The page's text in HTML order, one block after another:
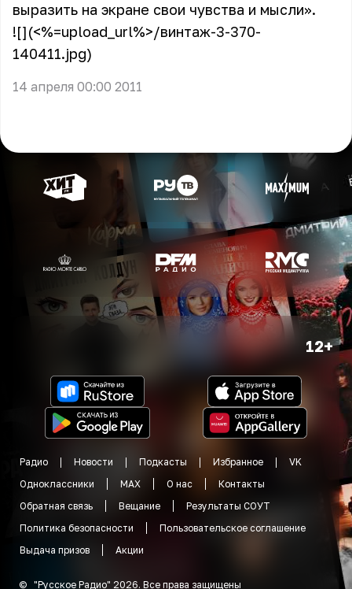
выразить на экране свои чувства и мысли».
![](<%=upload_url%>/винтаж-3-370-
140411.jpg)
14 апреля 00:00 2011
12+
Радио Новости Подкасты Избранное
VK
Одноклассники
MAX О нас
Контакты
Обратная связь
Вещание
Результаты СОУТ
Политика безопасности
Пользовательское соглашение
Выдача призов
Акции
© "Русское Радио" 2026. Все права защищены